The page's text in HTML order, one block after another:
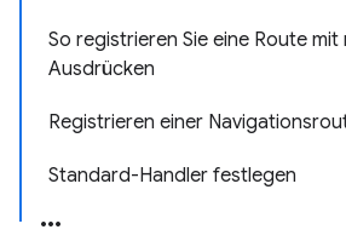
So registrieren Sie eine Route mit
Ausdrücken
Registrieren einer
Standard-Handler festlegen